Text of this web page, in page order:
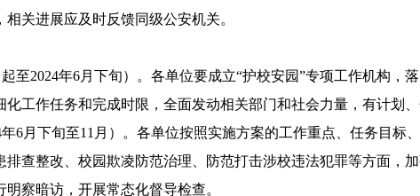
关进展应及时反馈同级公安机关。
起至2024年6月下旬）。各单位要成立“护校安园”专项工作机构
工作任务和完成时限，全面发动相关部门和社会力量，有计划、
年6月下旬至11月）。各单位按照实施方案的工作重点、任务目
查整改、校园欺凌防范治理、防范打击涉校违法犯罪等方面，
察暗访，开展常态化督导检查。